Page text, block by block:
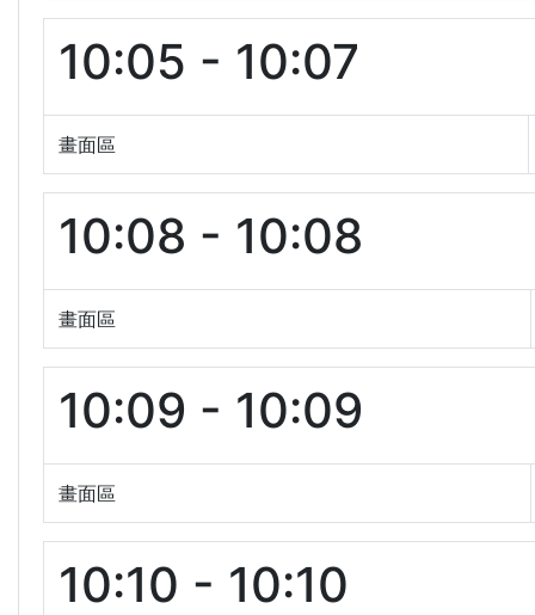
10:05 - 10:07
畫面區
10:08 - 10:08
畫面區
10:09 - 10:09
畫面區
10:10 - 10:10